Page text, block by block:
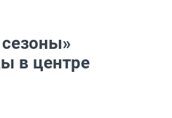
в центре